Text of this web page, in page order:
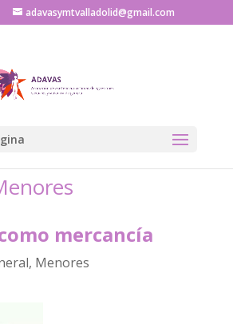
adavasymtvalladolid@gmail.com
mercancía
, Menores